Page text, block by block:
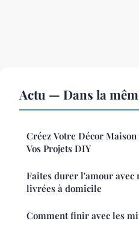
Actu — Dans la
Créez Votre Décor
Vos Projets DIY
Faites durer l'amour avec
livrées à domicile
Comment finir avec les